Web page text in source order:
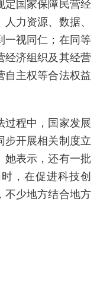
定国家保障民营经
力资源、数据、
一视同仁；在同等
经济组织及其经营
自主权等合法权益
过程中，国家发展
步开展相关制度立
她表示，还有一批
，在促进科技创
不少地方结合地方